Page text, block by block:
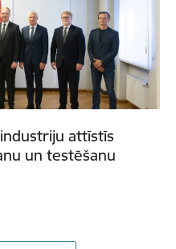
attīstīs
un testēšanu